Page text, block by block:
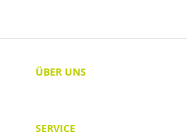
ÜBER UNS
SERVICE